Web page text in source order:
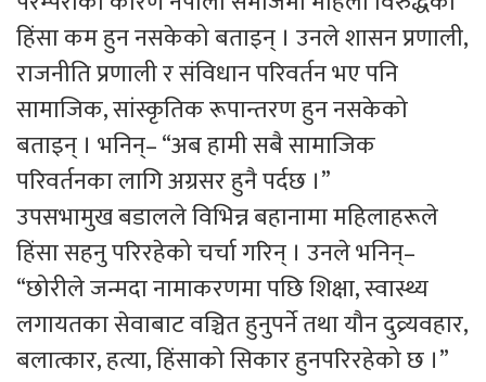
हिंसा कम हुन नसकेको बताइन् । उनले शासन प्रणाली,
राजनीति प्रणाली र संविधान परिवर्तन भए पनि
सामाजिक, सांस्कृतिक रूपान्तरण हुन नसकेको
बताइन् । भनिन्– “अब हामी सबै सामाजिक
परिवर्तनका लागि अग्रसर हुनै पर्दछ ।”
उपसभामुख बडालले विभिन्न बहानामा महिलाहरूले
हिंसा सहनु परिरहेको चर्चा गरिन् । उनले भनिन्–
“छोरीले जन्मदा नामाकरणमा पछि शिक्षा, स्वास्थ्य
लगायतका सेवाबाट वञ्चित हुनुपर्ने तथा यौन दुव्र्यवहार,
बलात्कार, हत्या, हिंसाको सिकार हुनपरिरहेको छ ।”